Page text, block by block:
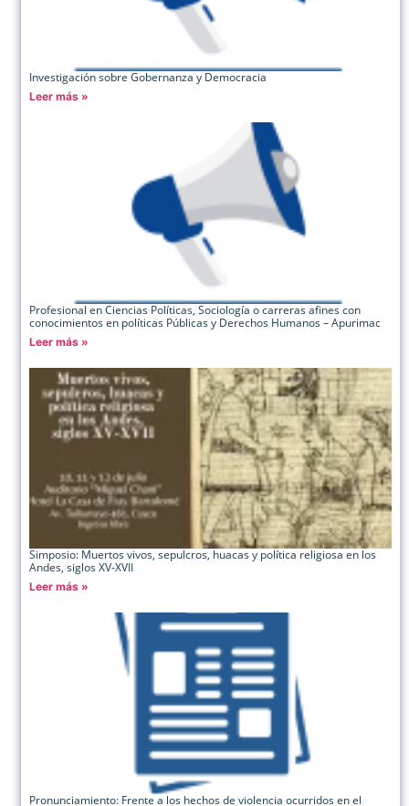
Investigación sobre Gobernanza y Democracia
Leer más »
Profesional en Ciencias Políticas, Sociología o carreras afines con
conocimientos en políticas Públicas y Derechos Humanos – Apurimac
Leer más »
Simposio: Muertos vivos, sepulcros, huacas y política religiosa en los
Andes, siglos XV-XVII
Leer más »
Pronunciamiento: Frente a los hechos de violencia ocurridos en el